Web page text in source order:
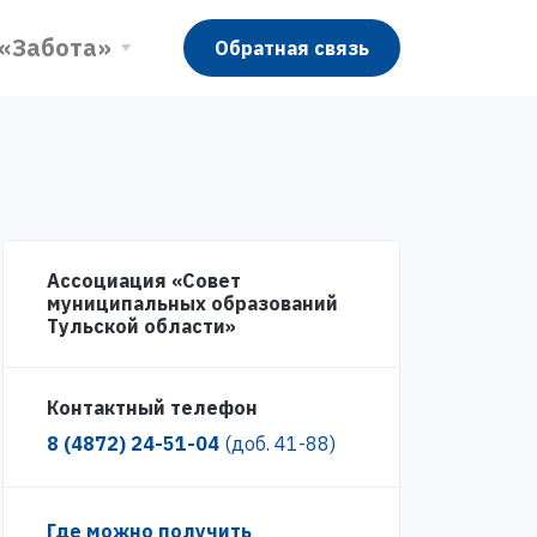
Обратная связь
Ассоциация «Совет
муниципальных образований
Тульской области»
Контактный телефон
8 (4872) 24-51-04 (доб. 41-88)
Где можно получить